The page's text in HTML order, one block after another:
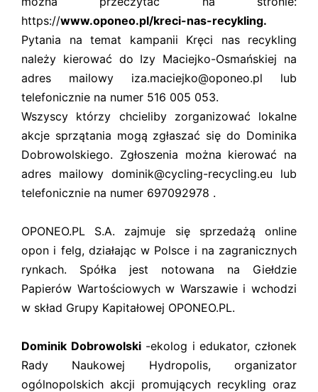
https://www.oponeo.pl/kreci-nas-recykling.
Pytania na temat kampanii Kręci nas recykling
należy kierować do Izy Maciejko-Osmańskiej na
adres mailowy iza.maciejko@oponeo.pl lub
telefonicznie na numer 516 005 053.
Wszyscy którzy chcieliby zorganizować lokalne
akcje sprzątania mogą zgłaszać się do Dominika
Dobrowolskiego. Zgłoszenia można kierować na
adres mailowy dominik@cycling-recycling.eu lub
telefonicznie na numer 697092978 .
OPONEO.PL S.A. zajmuje się sprzedażą online
opon i felg, działając w Polsce i na zagranicznych
rynkach. Spółka jest notowana na Giełdzie
Papierów Wartościowych w Warszawie i wchodzi
w skład Grupy Kapitałowej OPONEO.PL.
Dominik Dobrowolski-ekolog i edukator, członek
Rady Naukowej Hydropolis, organizator
ogólnopolskich akcji promujących recykling oraz